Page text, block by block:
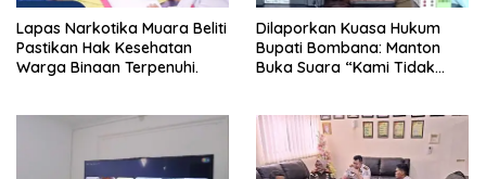
Lapas Narkotika Muara Beliti
Pastikan Hak Kesehatan
Warga Binaan Terpenuhi.
Dilaporkan Kuasa Hukum
Bupati Bombana: Manton
Buka Suara “Kami Tidak